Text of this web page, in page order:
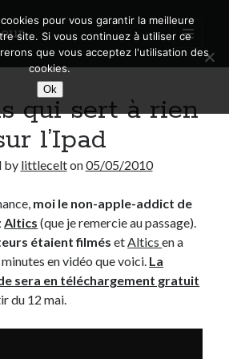
open
primary
menu
et Caluire, mon choix pour l’avenir
à Vélo : Aventures Familiales près de
Ducher ?
pour le vélo à Caluire dans la Métropole de
qui sert à rien
l’Ipad
by littlecelton05/05/2010
moi le non-apple-addict de
Altics (que je remercie au passage).
étaient filmés etAlticsen a
en vidéo que voici. La
sera en téléchargement gratuit
du 12 mai.
pour vous garantir la meilleure
site. Si vous continuez à utiliser ce
que vous acceptez l'utilisation des
cookies.
Ok